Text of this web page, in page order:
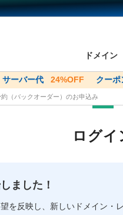
ドメイン
類
ットde診断
ご利用希望の方
ご利用希望の方
サーバー代 24%OFF クーポ
サーバーV2ビジネス応援キャ
約（バックオーダー）のお申込み
ログイ
ました！
を反映し、新しいドメイン・